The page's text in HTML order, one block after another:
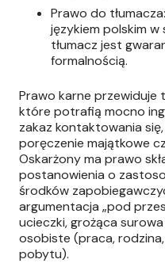
Prawo do
językiem polskim
tłumacz jest
formalnością.
Prawo karne przewiduje
które potrafią mocno
zakaz kontaktowania
poręczenie majątkowe
Oskarżony ma prawo
postanowienia o
środków
argumentacja „pod
ucieczki, grożąca
osobiste (praca, rodzina,
pobytu).